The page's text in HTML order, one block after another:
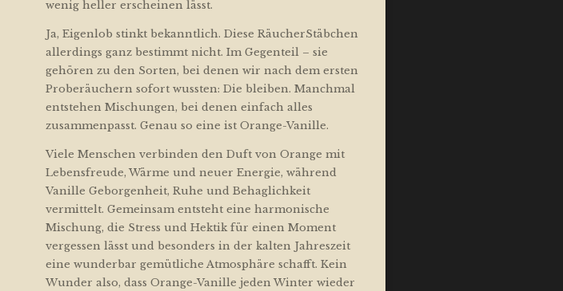
wenig heller erscheinen lässt.
Ja, Eigenlob stinkt bekanntlich. Diese RäucherStäbchen
allerdings ganz bestimmt nicht. Im Gegenteil – sie
gehören zu den Sorten, bei denen wir nach dem ersten
Proberäuchern sofort wussten: Die bleiben. Manchmal
entstehen Mischungen, bei denen einfach alles
zusammenpasst. Genau so eine ist Orange-Vanille.
Viele Menschen verbinden den Duft von Orange mit
Lebensfreude, Wärme und neuer Energie, während
Vanille Geborgenheit, Ruhe und Behaglichkeit
vermittelt. Gemeinsam entsteht eine harmonische
Mischung, die Stress und Hektik für einen Moment
vergessen lässt und besonders in der kalten Jahreszeit
eine wunderbar gemütliche Atmosphäre schafft. Kein
Wunder also, dass Orange-Vanille jeden Winter wieder